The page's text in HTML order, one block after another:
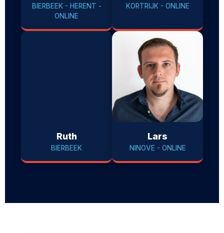
BIERBEEK - HERENT -
ONLINE
KORTRIJK - ONLINE
Ruth
BIERBEEK
Lars
NINOVE - ONLINE